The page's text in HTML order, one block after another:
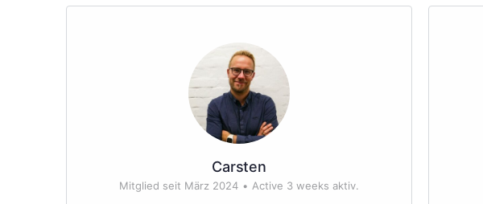
Carsten
Mitglied seit März 2024 • Active 3 weeks aktiv.